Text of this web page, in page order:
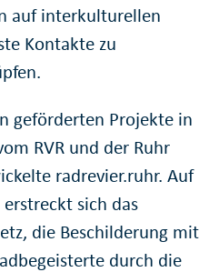
auf interkulturellen
Kontakte zu
geförderten Projekte in
RVR und der Ruhr
radrevier.ruhr. Auf
sich das
die Beschilderung mit
durch die